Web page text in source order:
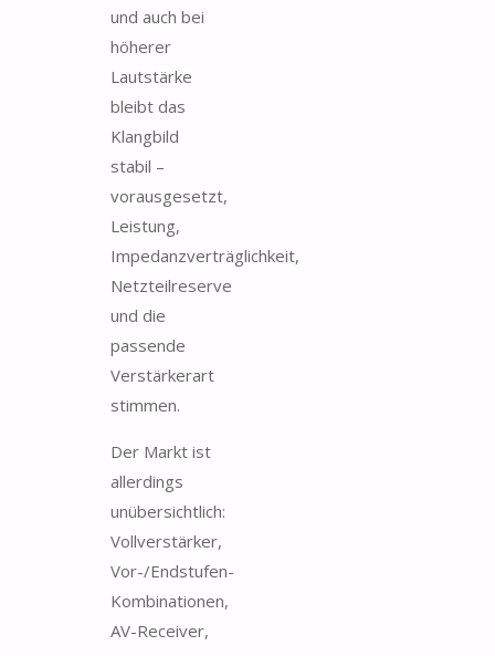
und auch bei
höherer
Lautstärke
bleibt das
Klangbild
stabil –
vorausgesetzt,
Leistung,
Impedanzverträglichkeit,
Netzteilreserve
und die
passende
Verstärkerart
stimmen.
Der Markt ist
allerdings
unübersichtlich:
Vollverstärker,
Vor-/Endstufen-
Kombinationen,
AV-Receiver,